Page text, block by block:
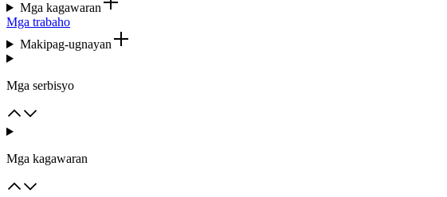
Mga kagawaran
Mga trabaho
Makipag-ugnayan
Mga serbisyo
Mga kagawaran